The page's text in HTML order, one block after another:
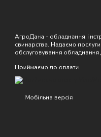
АгроДана - обладнання,
свинарства. Надаємо
обслуговування обладнання
Приймаємо до оплати
Мобільна версія